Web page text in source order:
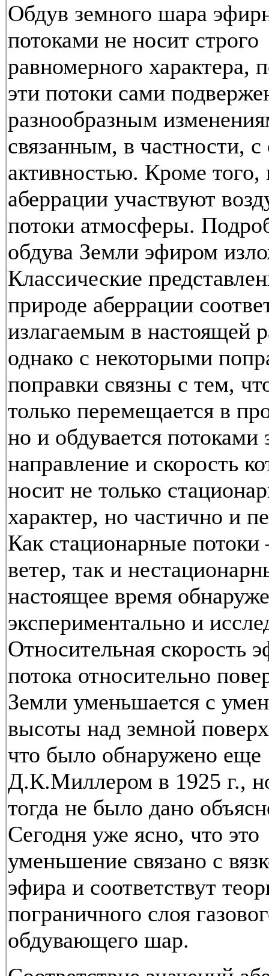
Обдув земного шара
потоками не носит строго
равномерного характера,
эти потоки сами
разнообразным
связанным, в частности, с
активностью. Кроме того,
аберрации участвуют
потоки атмосферы.
обдува Земли эфиром
Классические
природе аберрации
излагаемым в настоящей
однако с некоторыми
поправки связны с тем,
только перемещается в
но и обдувается потоками
направление и скорость
носит не только
характер, но частично и
Как стационарные
ветер, так и
настоящее время
экспериментально и
Относительная скорость
потока относительно
Земли уменьшается с
высоты над земной
что было обнаружено еще
Д.К.Миллером в 1925 г.,
тогда не было дано
Сегодня уже ясно, что это
уменьшение связано с
эфира и соответствут
пограничного слоя
обдувающего шар.